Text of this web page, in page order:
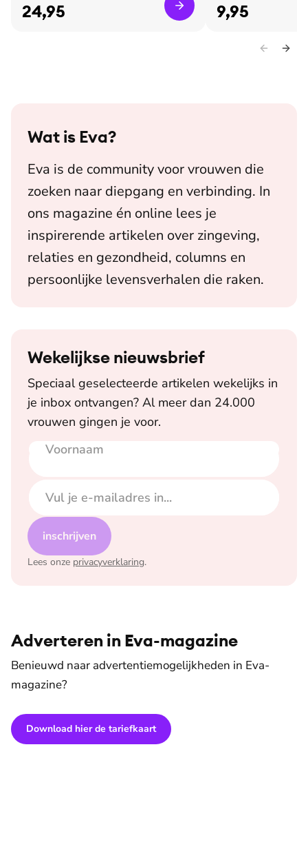
24,95 9,95
Wat is Eva?
Eva is de community voor vrouwen die
zoeken naar diepgang en verbinding. In
ons magazine én online lees je
inspirerende artikelen over zingeving,
relaties en gezondheid, columns en
persoonlijke levensverhalen die raken.
Wekelijkse nieuwsbrief
Speciaal geselecteerde artikelen wekelijks in
je inbox ontvangen? Al meer dan 24.000
vrouwen gingen je voor.
Voornaam
E-mailadres
inschrijven
Lees onze privacyverklaring.
Adverteren in Eva-magazine
Benieuwd naar advertentiemogelijkheden in Eva-
magazine?
Download hier de tariefkaart